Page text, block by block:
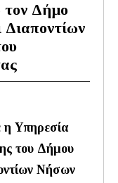
τον Δήμο
η Υπηρεσία
του Δήμου
Νήσων